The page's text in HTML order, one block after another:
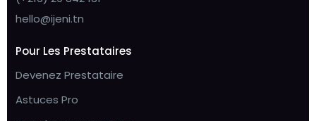
hello@ijeni.tn
Pour Les Prestataires
Devenez Prestataire
Astuces Pro